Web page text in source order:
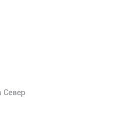
Север